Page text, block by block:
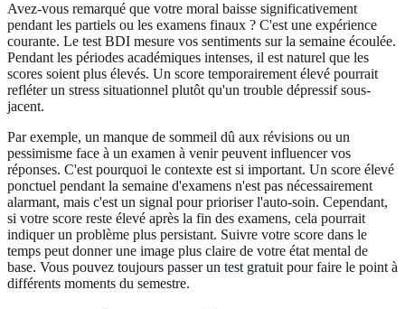
Avez-vous remarqué que votre moral baisse significativement
pendant les partiels ou les examens finaux ? C'est une expérience
courante. Le test BDI mesure vos sentiments sur la semaine écoulée.
Pendant les périodes académiques intenses, il est naturel que les
scores soient plus élevés. Un score temporairement élevé pourrait
refléter un stress situationnel plutôt qu'un trouble dépressif sous-
jacent.
Par exemple, un manque de sommeil dû aux révisions ou un
pessimisme face à un examen à venir peuvent influencer vos
réponses. C'est pourquoi le contexte est si important. Un score élevé
ponctuel pendant la semaine d'examens n'est pas nécessairement
alarmant, mais c'est un signal pour prioriser l'auto-soin. Cependant,
si votre score reste élevé après la fin des examens, cela pourrait
indiquer un problème plus persistant. Suivre votre score dans le
temps peut donner une image plus claire de votre état mental de
base. Vous pouvez toujours passer un test gratuit pour faire le point à
différents moments du semestre.